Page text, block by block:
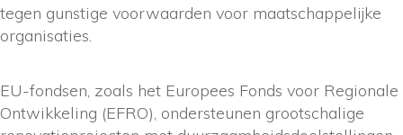
tegen gunstige voorwaarden voor maatschappelijke
organisaties.
EU-fondsen, zoals het Europees Fonds voor Regionale
Ontwikkeling (EFRO), ondersteunen grootschalige